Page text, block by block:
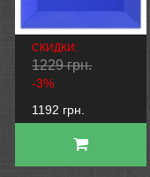
СКИДКИ:
1229 грн.
-3%
1192 грн.